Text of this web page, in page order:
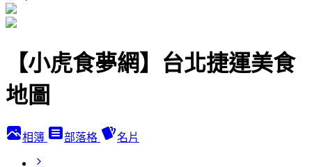
【小虎食夢網】台北捷運美食
地圖
相簿 部落格 名片